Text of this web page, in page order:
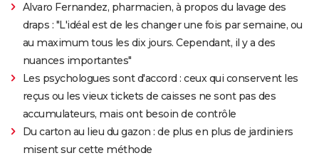
Alvaro Fernandez, pharmacien, à propos du lavage des
draps : "L'idéal est de les changer une fois par semaine, ou
au maximum tous les dix jours. Cependant, il y a des
nuances importantes"
Les psychologues sont d'accord : ceux qui conservent les
reçus ou les vieux tickets de caisses ne sont pas des
accumulateurs, mais ont besoin de contrôle
Du carton au lieu du gazon : de plus en plus de jardiniers
misent sur cette méthode